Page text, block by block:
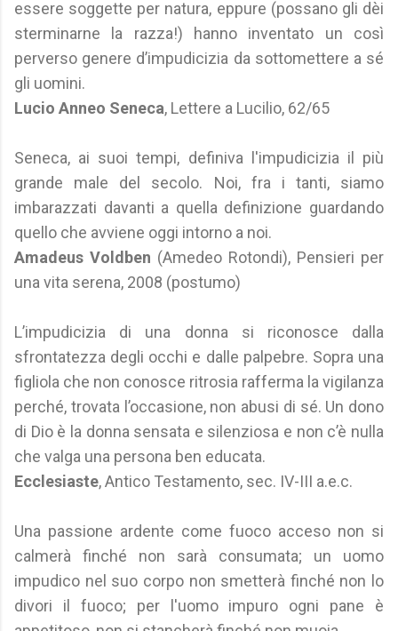
essere soggette per natura, eppure (possano gli dèi
sterminarne la razza!) hanno inventato un così
perverso genere d’impudicizia da sottomettere a sé
gli uomini.
Lucio Anneo Seneca, Lettere a Lucilio, 62/65
Seneca, ai suoi tempi, definiva l'impudicizia il più
grande male del secolo. Noi, fra i tanti, siamo
imbarazzati davanti a quella definizione guardando
quello che avviene oggi intorno a noi.
Amadeus Voldben (Amedeo Rotondi), Pensieri per
una vita serena, 2008 (postumo)
L’impudicizia di una donna si riconosce dalla
sfrontatezza degli occhi e dalle palpebre. Sopra una
figliola che non conosce ritrosia rafferma la vigilanza
perché, trovata l’occasione, non abusi di sé. Un dono
di Dio è la donna sensata e silenziosa e non c’è nulla
che valga una persona ben educata.
Ecclesiaste, Antico Testamento, sec. IV-III a.e.c.
Una passione ardente come fuoco acceso non si
calmerà finché non sarà consumata; un uomo
impudico nel suo corpo non smetterà finché non lo
divori il fuoco; per l'uomo impuro ogni pane è